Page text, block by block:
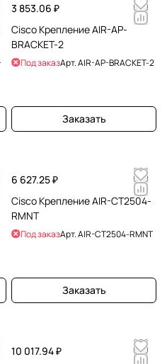
3 853.06 ₽
Cisco Крепление AIR-AP-
BRACKET-2
Под заказАрт.AIR-AP-BRACKET-2
Заказать
6 627.25 ₽
Cisco Крепление AIR-CT2504-
RMNT
Под заказАрт.AIR-CT2504-RMNT
Заказать
10 017.94 ₽